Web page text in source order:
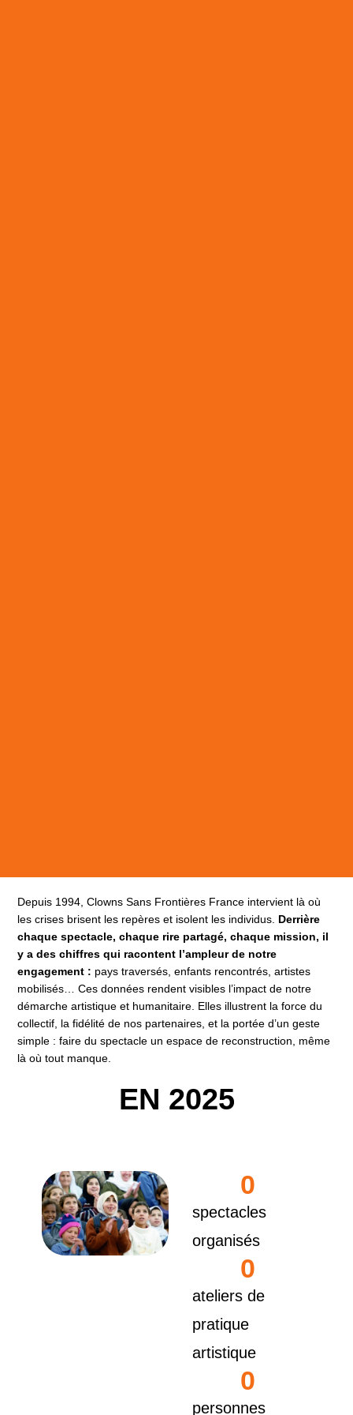
Depuis 1994, Clowns Sans Frontières France intervient là où
les crises brisent les repères et isolent les individus. Derrière
chaque spectacle, chaque rire partagé, chaque mission, il
y a des chiffres qui racontent l’ampleur de notre
engagement : pays traversés, enfants rencontrés, artistes
mobilisés… Ces données rendent visibles l’impact de notre
démarche artistique et humanitaire. Elles illustrent la force du
collectif, la fidélité de nos partenaires, et la portée d’un geste
simple : faire du spectacle un espace de reconstruction, même
là où tout manque.
EN 2025
spectacles
organisés
0
ateliers de
pratique
artistique
0
personnes
0